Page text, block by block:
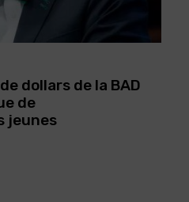
dollars de la BAD
de
jeunes